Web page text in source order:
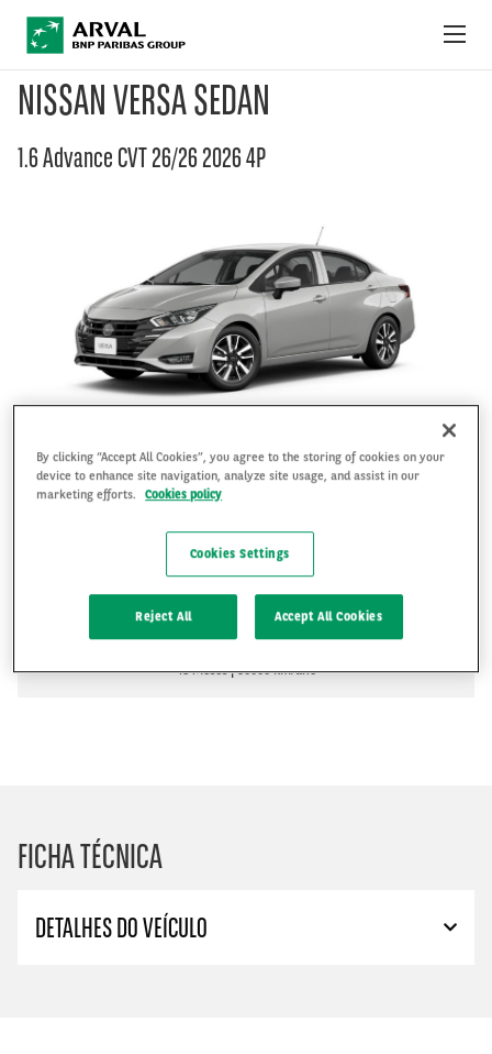
Pular para o conteúdo principal
NISSAN VERSA SEDAN
1.6 Advance CVT 26/26 2026 4P
R$2,705
PEDIR UM ORÇAMENTO
48 Meses 50000 km/ano
FICHA TÉCNICA
DETALHES DO VEÍCULO
OFERTAS DO MÊS
COMO FUNCIONA
FALE CONOSCO
By clicking “Accept All Cookies”, you agree to the storing of cookies on your
device to enhance site navigation, analyze site usage, and assist in our
marketing efforts.
Cookies policy
Cookies Settings
Reject All Accept All Cookies